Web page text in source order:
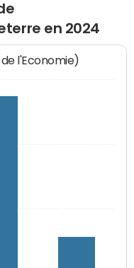
en 2024
l'Economie)